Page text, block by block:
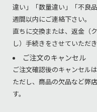
違い」「数量違い」「不良
週間以内にご連絡下さい。
直ちに交換または、返金（
し）手続きをさせていただき
ご注文のキャンセル
ご注文確認後のキャンセル
ただし、商品の欠品など弊
す。